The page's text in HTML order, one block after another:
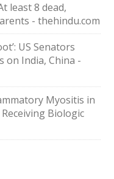
least 8 dead,
- thehindu.com
US Senators
on India, China -
Myositis in
Biologic